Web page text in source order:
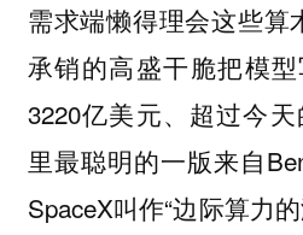
需求端懒得理会这些算
承销的高盛干脆把模
3220亿美元、超过今
里最聪明的一版来自
SpaceX叫作“边际算力